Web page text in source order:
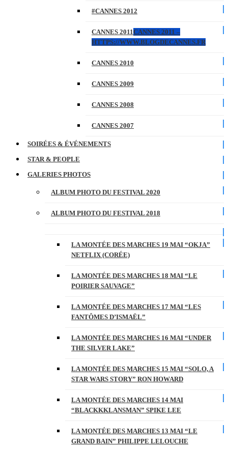
#CANNES 2012
CANNES 2011CANNES 2011 –
HTTPS://WWW.BLOGDECANNES.FR
CANNES 2010
CANNES 2009
CANNES 2008
CANNES 2007
SOIRÉES & ÉVÉNEMENTS
STAR & PEOPLE
GALERIES PHOTOS
ALBUM PHOTO DU FESTIVAL 2020
ALBUM PHOTO DU FESTIVAL 2018
LA MONTÉE DES MARCHES 19 MAI “OKJA”
NETFLIX (CORÉE)
LA MONTÉE DES MARCHES 18 MAI “LE
POIRIER SAUVAGE”
LA MONTÉE DES MARCHES 17 MAI “LES
FANTÔMES D’ISMAËL”
LA MONTÉE DES MARCHES 16 MAI “UNDER
THE SILVER LAKE”
LA MONTÉE DES MARCHES 15 MAI “SOLO, A
STAR WARS STORY” RON HOWARD
LA MONTÉE DES MARCHES 14 MAI
“BLACKKKLANSMAN” SPIKE LEE
LA MONTÉE DES MARCHES 13 MAI “LE
GRAND BAIN” PHILIPPE LELOUCHE